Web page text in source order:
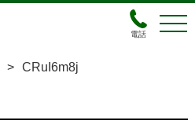
電話
> CRuI6m8j